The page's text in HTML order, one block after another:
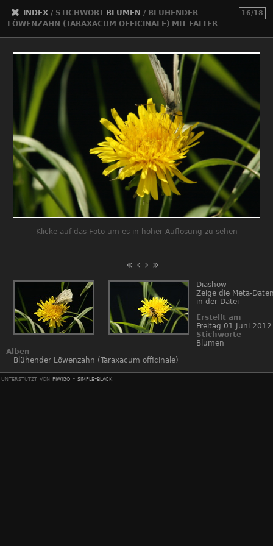
16/18
INDEX / STICHWORT BLUMEN / BLÜHENDER
LÖWENZAHN (TARAXACUM OFFICINALE) MIT FALTER
Klicke auf das Foto um es in hoher Auflösung zu sehen
« ‹ › »
Diashow
Zeige die Meta-
in der Datei
Erstellt am
Freitag 01 Juni 2012
Stichworte
Blumen
Alben
Blühender Löwenzahn (Taraxacum officinale)
unterstützt von piwigo - simple-black